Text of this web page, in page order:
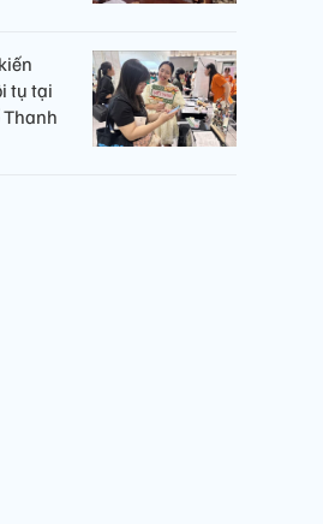
tụ tại
Thanh